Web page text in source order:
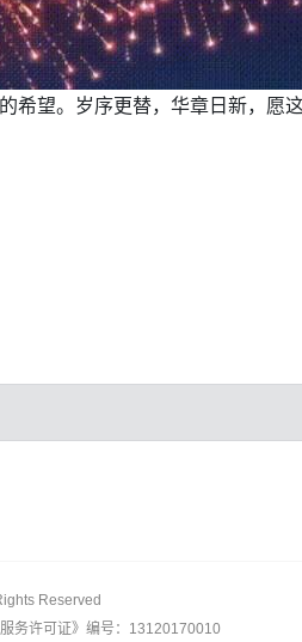
希望。岁序更替，华章日新，愿
Reserved
务许可证》编号：13120170010